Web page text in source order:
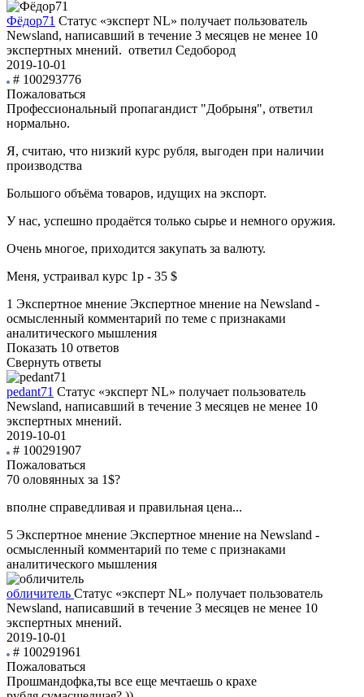
Фёдор71 Статус «эксперт NL» получает пользователь
Newsland, написавший в течение 3 месяцев не менее 10
экспертных мнений. ответил Седобород
2019-10-01
# 100293776
Пожаловаться
Профессиональный пропагандист "Добрыня", ответил
нормально.
Я, считаю, что низкий курс рубля, выгоден при наличии
производства
Большого объёма товаров, идущих на экспорт.
У нас, успешно продаётся только сырье и немного оружия.
Очень многое, приходится закупать за валюту.
Меня, устраивал курс 1р - 35 $
1 Экспертное мнение Экспертное мнение на Newsland -
осмысленный комментарий по теме с признаками
аналитического мышления
Показать 10 ответов
Свернуть ответы
pedant71 Статус «эксперт NL» получает пользователь
Newsland, написавший в течение 3 месяцев не менее 10
экспертных мнений.
2019-10-01
# 100291907
Пожаловаться
70 оловянных за 1$?
вполне справедливая и правильная цена...
5 Экспертное мнение Экспертное мнение на Newsland -
осмысленный комментарий по теме с признаками
аналитического мышления
обличитель Статус «эксперт NL» получает пользователь
Newsland, написавший в течение 3 месяцев не менее 10
экспертных мнений.
2019-10-01
# 100291961
Пожаловаться
Прошмандофка,ты все еще мечтаешь о крахе